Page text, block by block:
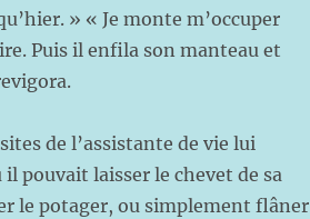
» « Je monte m’occuper
Puis il enfila son manteau et
de l’assistante de vie lui
pouvait laisser le chevet de sa
le potager, ou simplement flâner